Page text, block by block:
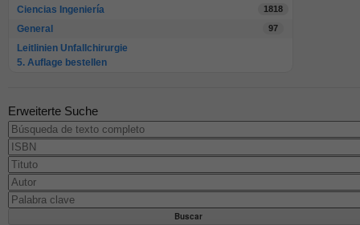
Ciencias Ingeniería
1818
General 97
Leitlinien Unfallchirurgie
5. Auflage bestellen
Erweiterte Suche